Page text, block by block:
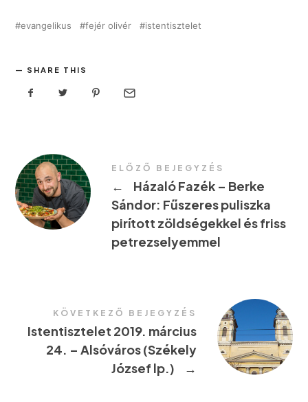
evangelikus fejér olivér istentisztelet
SHARE THIS
ELŐZŐ BEJEGYZÉS
←
Házaló Fazék – Berke
Sándor: Fűszeres puliszka
pirított zöldségekkel és friss
petrezselyemmel
KÖVETKEZŐ BEJEGYZÉS
Istentisztelet 2019. március
24. – Alsóváros (Székely
József lp.)
→